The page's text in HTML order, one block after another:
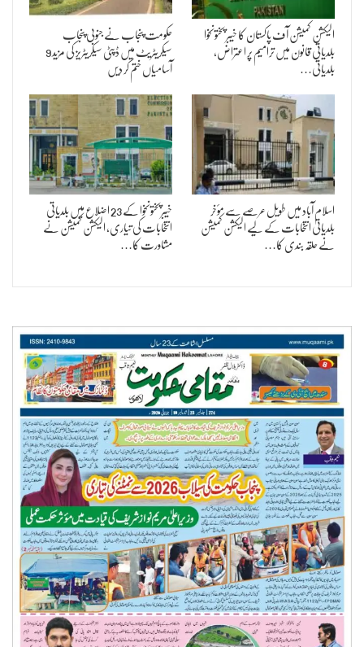
الیکشن کمیشن آف پاکستان کا خیبر پختونخوا
بلدیاتی قانون میں ترامیم پر اعتراض،
بلدیاتی…
حکومت پنجاب نے جنوبی پنجاب
سیکریٹریٹ میں ڈپٹی سیکریٹریز کی مزید 9
آسامیاں ختم کر دیں
اسلام آباد میں طویل عرصے سے مؤخر
بلدیاتی انتخابات کے لیے الیکشن کمیشن
نے حلقہ بندی کا…
خیبرپختونخوا کے 23 اضلاع میں بلدیاتی
انتخابات کی تیاری، الیکشن کمیشن نے
مشاورت کا…